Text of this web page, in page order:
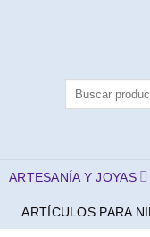
ARTESANÍA Y JOYAS
ARTÍCULOS PARA